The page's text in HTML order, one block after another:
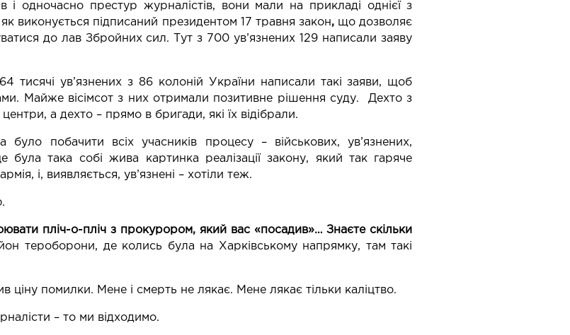
і одночасно престур журналістів, вони мали на прикладі однієї з
виконується підписаний президентом 17 травня закон, що дозволяє
до лав Збройних сил. Тут з 700 ув’язнених 129 написали заяву
тисячі ув’язнених з 86 колоній України написали такі заяви, щоб
Майже вісімсот з них отримали позитивне рішення суду. Дехто з
а дехто – прямо в бригади, які їх відібрали.
було побачити всіх учасників процесу – військових, ув’язнених,
була така собі жива картинка реалізації закону, який так гаряче
і, виявляється, ув’язнені – хотіли теж.
пліч-о-пліч з прокурором, який вас «посадив»… Знаєте скільки
тероборони, де колись була на Харківському напрямку, там такі
помилки. Мене і смерть не лякає. Мене лякає тільки каліцтво.
– то ми відходимо.